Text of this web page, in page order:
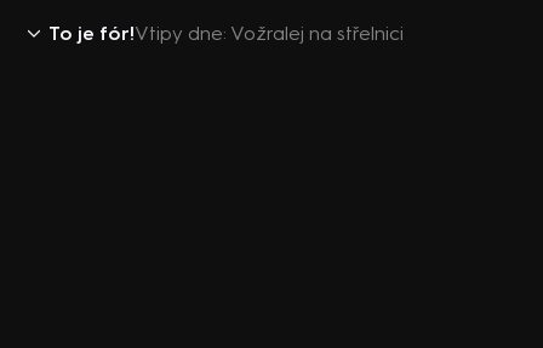
To je fór!Vtipy dne: Vožralej na střelnici